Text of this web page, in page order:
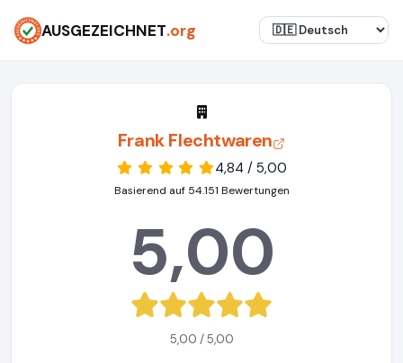
AUSGEZEICHNET.org
Frank Flechtwaren
4,84 / 5,00
Basierend auf 54.151 Bewertungen
5,00
5,00 / 5,00